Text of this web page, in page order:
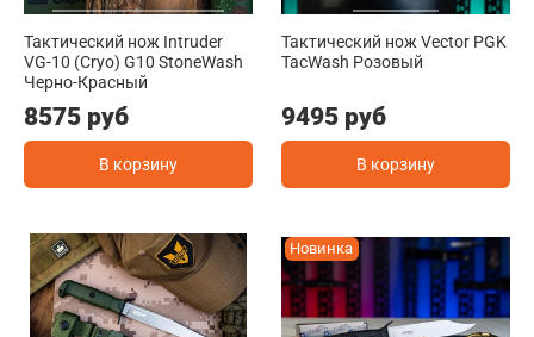
Тактический нож Intruder
VG-10 (Cryo) G10 StoneWash
Черно-Красный
8575 руб
В корзину
Тактический нож Vector PGK
TacWash Розовый
9495 руб
В корзину
Новинка